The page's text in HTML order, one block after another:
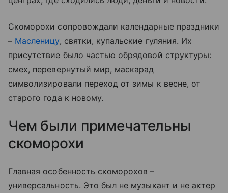
Скоморохи сопровождали календарные праздники
– Масленицу, святки, купальские гуляния. Их
присутствие было частью обрядовой структуры:
смех, перевернутый мир, маскарад
символизировали переход от зимы к весне, от
старого года к новому.
Чем были примечательны
скоморохи
Главная особенность скоморохов –
универсальность. Это был не музыкант и не актер